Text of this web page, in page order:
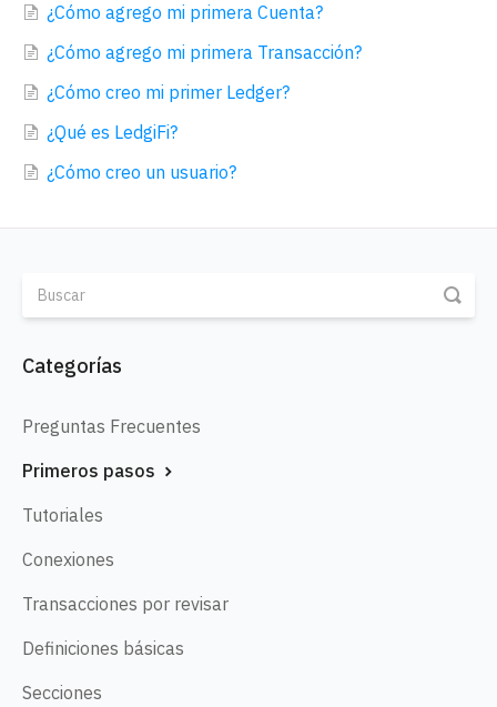
¿Cómo agrego mi primera Cuenta?
¿Cómo agrego mi primera Transacción?
¿Cómo creo mi primer Ledger?
¿Qué es LedgiFi?
¿Cómo creo un usuario?
Categorías
Preguntas Frecuentes
Primeros pasos
Tutoriales
Conexiones
Transacciones por revisar
Definiciones básicas
Secciones